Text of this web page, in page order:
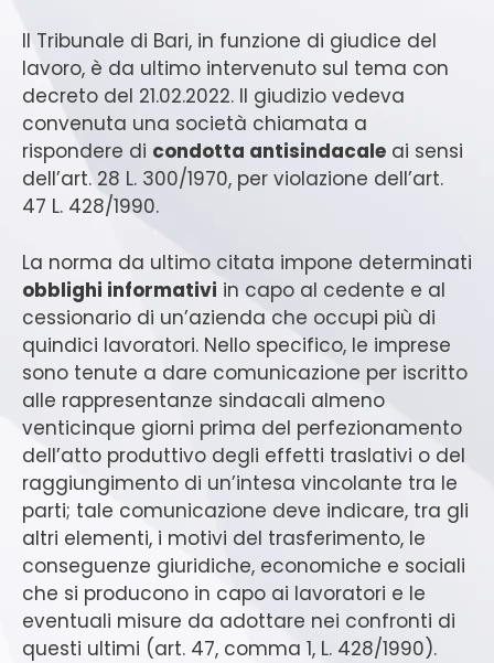
Il Tribunale di Bari, in funzione di giudice del
lavoro, è da ultimo intervenuto sul tema con
decreto del 21.02.2022. Il giudizio vedeva
convenuta una società chiamata a
rispondere di condotta antisindacale ai sensi
dell’art. 28 L. 300/1970, per violazione dell’art.
47 L. 428/1990.
La norma da ultimo citata impone determinati
obblighi informativi in capo al cedente e al
cessionario di un’azienda che occupi più di
quindici lavoratori. Nello specifico, le imprese
sono tenute a dare comunicazione per iscritto
alle rappresentanze sindacali almeno
venticinque giorni prima del perfezionamento
dell’atto produttivo degli effetti traslativi o del
raggiungimento di un’intesa vincolante tra le
parti; tale comunicazione deve indicare, tra gli
altri elementi, i motivi del trasferimento, le
conseguenze giuridiche, economiche e sociali
che si producono in capo ai lavoratori e le
eventuali misure da adottare nei confronti di
questi ultimi (art. 47, comma 1, L. 428/1990).